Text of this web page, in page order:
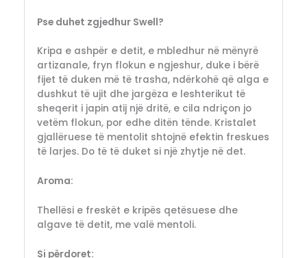
Pse duhet zgjedhur Swell?
Kripa e ashpër e detit, e mbledhur në mënyrë
artizanale, fryn flokun e ngjeshur, duke i bërë
fijet të duken më të trasha, ndërkohë që alga e
dushkut të ujit dhe jargëza e leshterikut të
sheqerit i japin atij një dritë, e cila ndriçon jo
vetëm flokun, por edhe ditën tënde. Kristalet
gjallëruese të mentolit shtojnë efektin freskues
të larjes. Do të të duket si një zhytje në det.
Aroma:
Thellësi e freskët e kripës qetësuese dhe
algave të detit, me valë mentoli.
Si përdoret: